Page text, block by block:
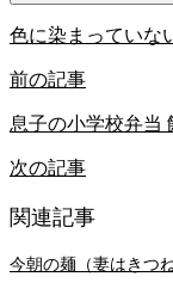
色に染まっていな
前の記事
息子の小学校弁当
次の記事
関連記事
今朝の麺（妻はきつ